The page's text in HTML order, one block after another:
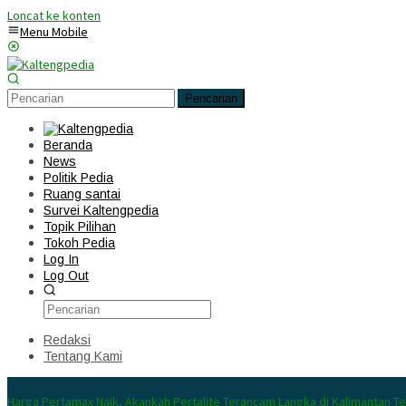
Loncat ke konten
Menu Mobile
Pencarian
Beranda
News
Politik Pedia
Ruang santai
Survei Kaltengpedia
Topik Pilihan
Tokoh Pedia
Log In
Log Out
Redaksi
Tentang Kami
Harga Pertamax Naik, Akankah Pertalite Terancam Langka di Kalimantan